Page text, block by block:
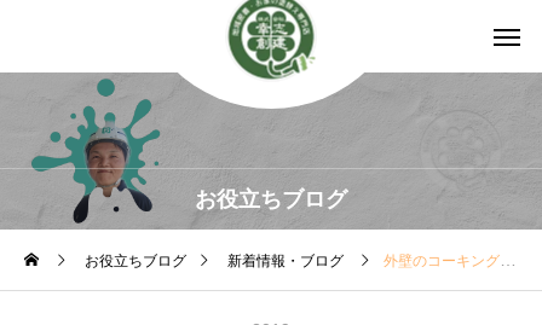
お役立ちブログ
お役立ちブログ 新着情報・ブログ 外壁のコーキング亀裂は塗り替えのサイン